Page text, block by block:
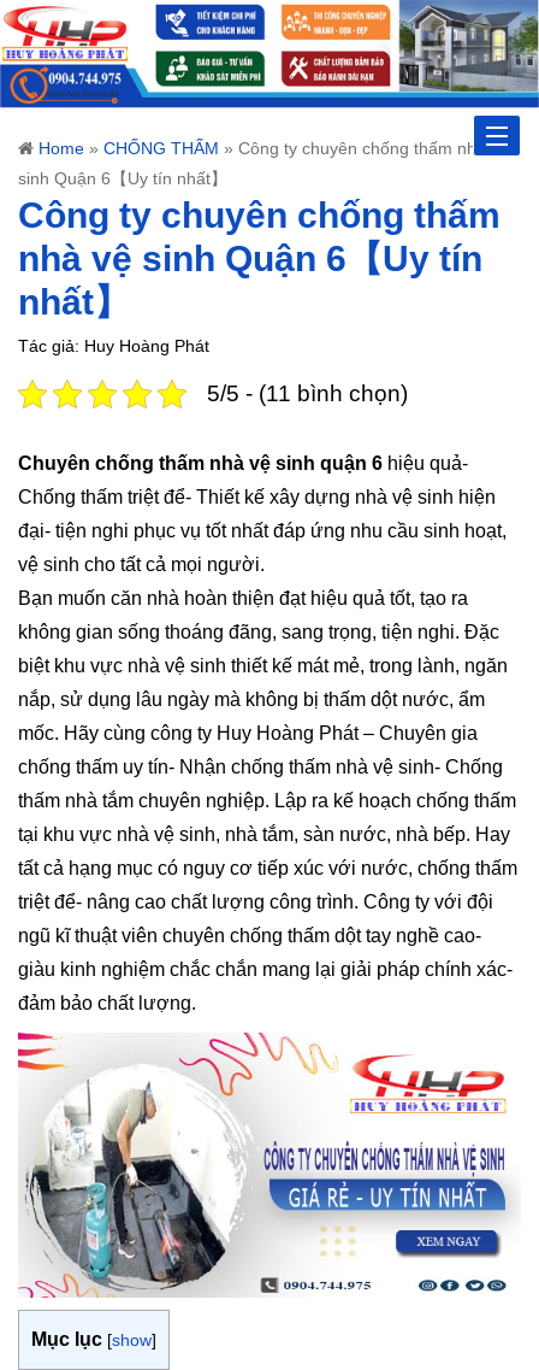
Toggle
Home » CHỐNG THẤM » Công ty chuyên chống thấm nhà vệ
sinh Quận 6【Uy tín nhất】
Công ty chuyên chống thấm
nhà vệ sinh Quận 6【Uy tín
nhất】
Tác giả: Huy Hoàng Phát
5/5 - (11 bình chọn)
Chuyên chống thấm nhà vệ sinh quận 6 hiệu quả-
Chống thấm triệt để- Thiết kế xây dựng nhà vệ sinh hiện
đại- tiện nghi phục vụ tốt nhất đáp ứng nhu cầu sinh hoạt,
vệ sinh cho tất cả mọi người.
Bạn muốn căn nhà hoàn thiện đạt hiệu quả tốt, tạo ra
không gian sống thoáng đãng, sang trọng, tiện nghi. Đặc
biệt khu vực nhà vệ sinh thiết kế mát mẻ, trong lành, ngăn
nắp, sử dụng lâu ngày mà không bị thấm dột nước, ẩm
mốc. Hãy cùng công ty Huy Hoàng Phát – Chuyên gia
chống thấm uy tín- Nhận chống thấm nhà vệ sinh- Chống
thấm nhà tắm chuyên nghiệp. Lập ra kế hoạch chống thấm
tại khu vực nhà vệ sinh, nhà tắm, sàn nước, nhà bếp. Hay
tất cả hạng mục có nguy cơ tiếp xúc với nước, chống thấm
triệt để- nâng cao chất lượng công trình. Công ty với đội
ngũ kĩ thuật viên chuyên chống thấm dột tay nghề cao-
giàu kinh nghiệm chắc chắn mang lại giải pháp chính xác-
đảm bảo chất lượng.
Mục lục [show]